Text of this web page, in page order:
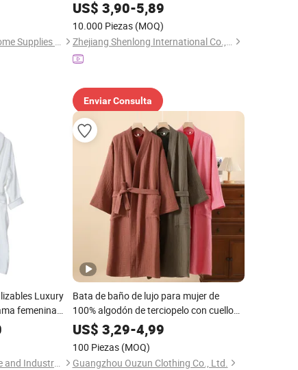
Shenzhen Newclean Home Supplies Co., Ltd.
bordado Súper suave Bata de lujo para
adultos Bata de baño neutral
US$ 3,90-5,89
10.000 Piezas (MOQ)
Zhejiang Shenlong International Co., Ltd.
Enviar Consulta
Luxury
femenina
Albornoz
Qingdao Chifang Textile and Industry Co., Ltd.
Bata de baño de lujo para mujer de
100% algodón de terciopelo con cuello
chal y bolsillos
US$ 3,29-4,99
100 Piezas (MOQ)
Guangzhou Ouzun Clothing Co., Ltd.